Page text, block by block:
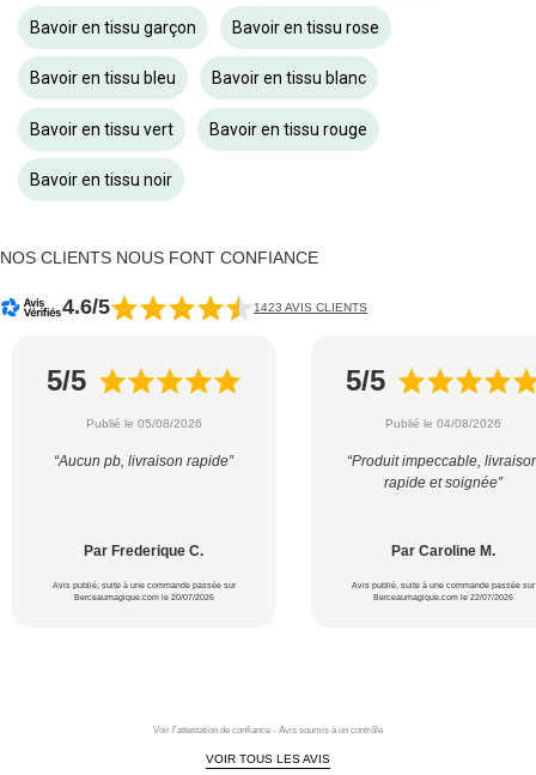
Bavoir en tissu garçon Bavoir en tissu rose
Bavoir en tissu bleu Bavoir en tissu blanc
Bavoir en tissu vert Bavoir en tissu rouge
Bavoir en tissu noir
NOS CLIENTS NOUS FONT CONFIANCE
4.6/5 1423 AVIS CLIENTS
5/5
Publié le 05/08/2026
“Aucun pb, livraison rapide”
Par Frederique C.
Avis publié, suite à une commande passée sur
Berceaumagique.com le 20/07/2026
5/5
Publié le 04/08/2026
“Produit impeccable,
rapide et soignée”
Par Caroline M.
Avis publié, suite à une commande passée sur
Berceaumagique.com le 22/07/2026
Voir l'attestation de confiance - Avis soumis à un contrôle
VOIR TOUS LES AVIS